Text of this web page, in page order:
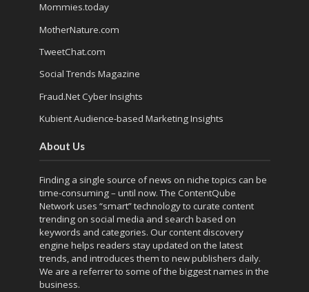
Mommies.today
MotherNature.com
TweetChat.com
Social Trends Magazine
Fraud.Net Cyber Insights
Kubient Audience-based Marketing Insights
About Us
Finding a single source of news on niche topics can be
time-consuming – until now. The ContentQube
Networkuses “smart” technology to curate content
trending on social media and search based on
keywords and categories. Our content discovery
engine helps readers stay updated on the latest
trends, and introduces them to new publishers daily.
We are a referrer to some of the biggest names in the
business.